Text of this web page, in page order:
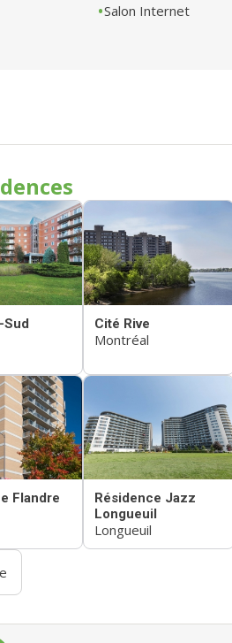
Salon Internet
Sud Cité Rive
Montréal
Flandre
Résidence Jazz
Longueuil
Longueuil